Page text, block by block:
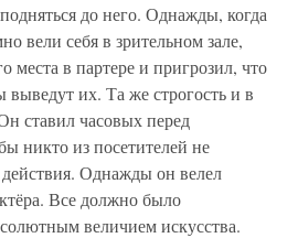
до него. Однажды, когда
вели себя в зрительном зале,
места в партере и пригрозил, что
выведут их. Та же строгость и в
ставил часовых перед
никто из посетителей не
действия. Однажды он велел
Все должно было
величием искусства.